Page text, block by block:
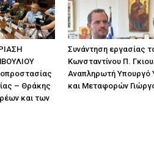
– Θράκης
και των
Συνάντηση εργασίας
Κωνσταντίνου Π.
Αναπληρωτή Υπουργό
και Μεταφορών